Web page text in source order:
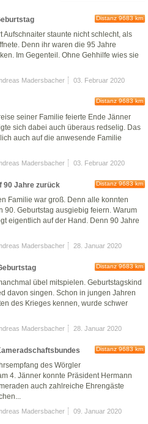
Distanz 9683 km
Aufschnaiter staunte nicht schlecht, als
Denn ihr waren die 95 Jahre
Im Gegenteil. Ohne Gehhilfe wies sie
Madersbacher 03. Februar 2020
Distanz 9683 km
seiner Familie feierte Ende Jänner
sich dabei auch überaus redselig. Das
auch auf die anwesende Familie
Madersbacher 03. Februar 2020
90 Jahre zurück Distanz 9683 km
Familie war groß. Denn alle konnten
90. Geburtstag ausgiebig feiern. Warum
eigentlich auf der Hand. Denn 90 Jahre
Madersbacher 28. Januar 2020
Distanz 9683 km
übel mitspielen. Geburtstagskind
davon singen. Schon in jungen Jahren
des Krieges kennen, wurde schwer
Madersbacher 28. Januar 2020
Distanz 9683 km
des Wörgler
4. Jänner konnte Präsident Hermann
auch zahlreiche Ehrengäste
Madersbacher 09. Januar 2020